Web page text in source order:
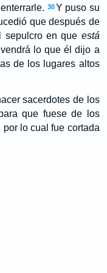
30Y puso su
que después de
sepulcro en que está
lo que él dijo a
de los lugares altos
sacerdotes de los
que fuese de los
lo cual fue cortada